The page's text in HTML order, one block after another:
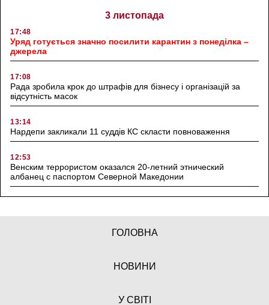
3 листопада
17:48
Уряд готується значно посилити карантин з понеділка –
джерела
17:08
Рада зробила крок до штрафів для бізнесу і організацій за
відсутність масок
13:14
Нардепи закликали 11 суддів КС скласти повноваження
12:53
Венским террористом оказался 20-летний этнический
албанец с паспортом Северной Македонии
ГОЛОВНА
НОВИНИ
У СВІТІ